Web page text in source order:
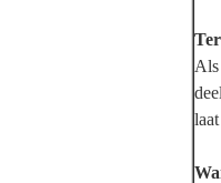
Als